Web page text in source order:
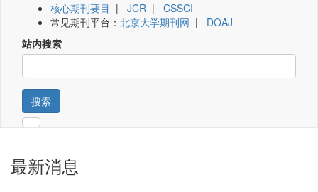
核心期刊要目 | JCR | CSSCI
常见期刊平台： 北京大学期刊网 | DOAJ
站内搜索
搜索
最新消息